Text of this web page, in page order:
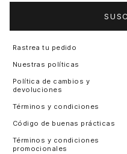
Rastrea tu pedido
Nuestras políticas
Política de cambios y
devoluciones
Términos y condiciones
Código de buenas prácticas
Términos y condiciones
promocionales